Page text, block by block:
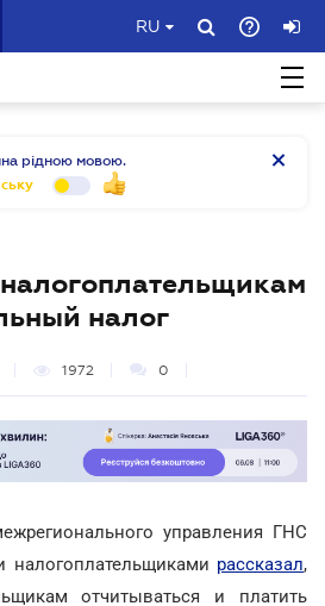
RU
рідною мовою.
налог
1972 0
управления ГНС
налогоплательщиками рассказал,
отчитываться и платить